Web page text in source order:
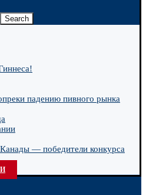
Search
падению пивного рынка
— победители конкурса